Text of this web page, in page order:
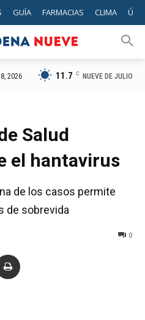
GUÍA FARMACIAS CLIMA
8, 2026 11.7 C NUEVE DE JULIO
Salud
el hantavirus
de los casos permite
de sobrevida
0